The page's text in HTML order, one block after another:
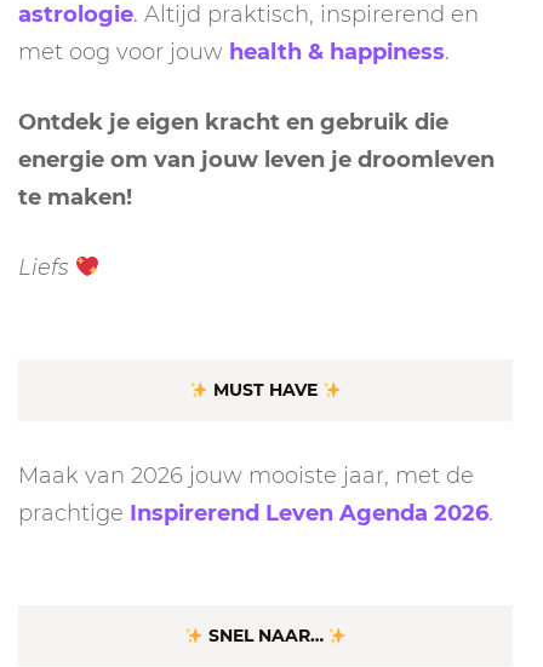
astrologie. Altijd praktisch, inspirerend en
met oog voor jouw health & happiness.
Ontdek je eigen kracht en gebruik die
energie om van jouw leven je droomleven
te maken!
Liefs
MUST HAVE
Maak van 2026 jouw mooiste jaar, met de
prachtige Inspirerend Leven Agenda 2026.
SNEL NAAR…